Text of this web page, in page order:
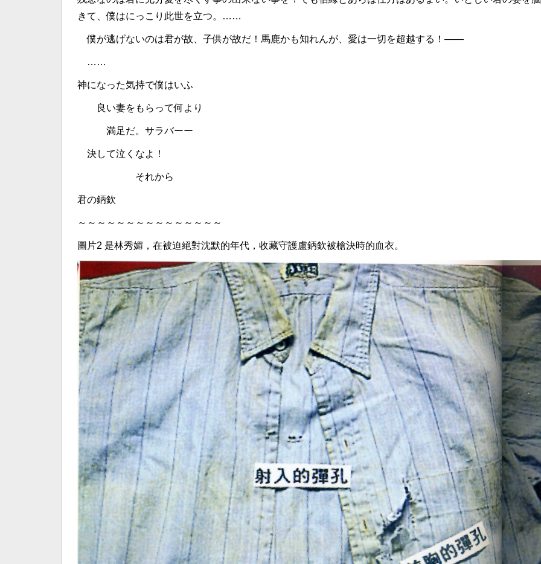
きて、僕はにっこり此世を立つ。……
僕が逃げないのは君が故、子供が故だ！馬鹿かも知れんが、愛は一切を超越する！――
……
神になった気持で僕はいふ
良い妻をもらって何より
満足だ。サラバーー
決して泣くなよ！
それから
君の鈵欽
～～～～～～～～～～～～～～～
圖片2 是林秀媚，在被迫絕對沈默的年代，收藏守護盧鈵欽被槍決時的血衣。